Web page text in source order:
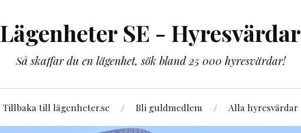
Lägenheter SE - Hyresvärdar
Så skaffar du en lägenhet, sök bland 25 000 hyresvärdar!
Tillbaka till lägenheter.se Bli guldmedlem Alla hyresvärdar